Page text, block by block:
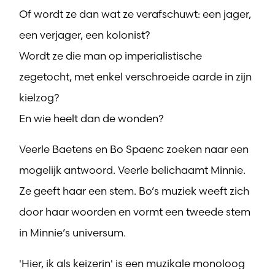
Of wordt ze dan wat ze verafschuwt: een jager,
een verjager, een kolonist?
Wordt ze die man op imperialistische
zegetocht, met enkel verschroeide aarde in zijn
kielzog?
En wie heelt dan de wonden?
Veerle Baetens en Bo Spaenc zoeken naar een
mogelijk antwoord. Veerle belichaamt Minnie.
Ze geeft haar een stem. Bo’s muziek weeft zich
door haar woorden en vormt een tweede stem
in Minnie’s universum.
'Hier, ik als keizerin' is een muzikale monoloog